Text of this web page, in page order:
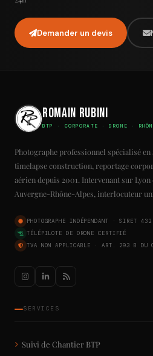
Demander un devis
Romain Rubini
BTP · CORPORATE · DRONE ·
Photographe professionnel spécialisé en
timelapse construction, reportage
aérien depuis 2001. Intervenant sur
Auvergne-Rhône-Alpes, interlocuteur
PHOTOGRAPHE INDÉPENDANT · SIRET
TÉLÉPILOTE DE DRONE CERTIFIÉ
TVA NON APPLICABLE · ART. 293 B DU
SERVICES
Suivi de Chantier BTP